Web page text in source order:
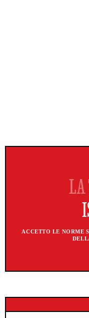
ACCETTO LE NORME